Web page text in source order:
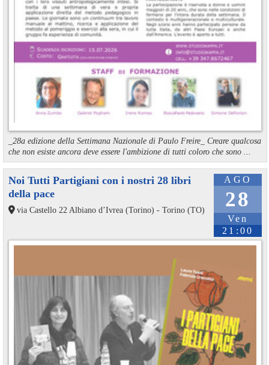
_28a edizione della Settimana Nazionale di Paulo Freire_ Creare qualcosa
che non esiste ancora deve essere l'ambizione di tutti coloro che sono ...
AGO
28
Ven
21:00
Noi Tutti Partigiani con i nostri 28 libri
della pace
via Castello 22 Albiano d’Ivrea (Torino) - Torino (TO)